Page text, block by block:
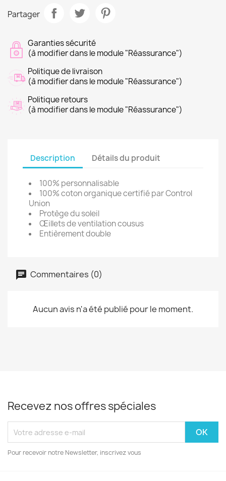
Partager
Garanties sécurité
(à modifier dans le module "Réassurance")
Politique de livraison
(à modifier dans le module "Réassurance")
Politique retours
(à modifier dans le module "Réassurance")
Description Détails du produit
100% personnalisable
100% coton organique certifié par Control
Union
Protège du soleil
Œillets de ventilation cousus
Entièrement double
Commentaires (0)
Aucun avis n'a été publié pour le moment.
Recevez nos offres spéciales
Pour recevoir notre Newsletter, inscrivez vous